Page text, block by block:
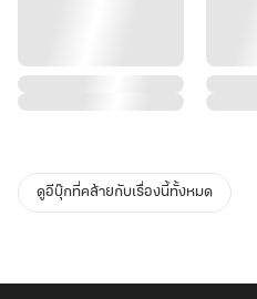
ดูอีบุ๊กที่คล้ายกับเรื่องนี้ทั้งหมด